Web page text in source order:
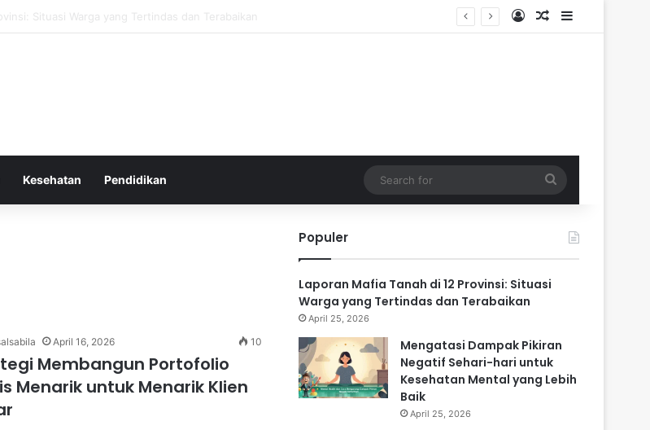
Sehari-hari untuk Kesehatan Mental yang Lebih Baik Log InRandom Article
Sidebar
Kesehatan Pendidikan
for
April 16, 2026 10
Membangun Portofolio
Menarik untuk Menarik Klien
Populer
Laporan Mafia Tanah di 12 Provinsi: Situasi
Warga yang Tertindas dan Terabaikan
April 25, 2026
Mengatasi Dampak Pikiran
Negatif Sehari-hari untuk
Kesehatan Mental yang Lebih
Baik
April 25, 2026